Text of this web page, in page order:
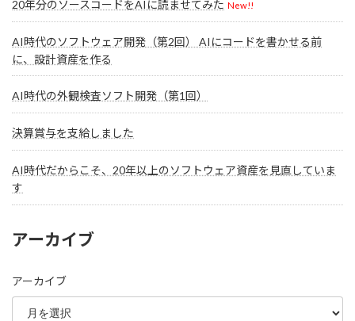
20年分のソースコードをAIに読ませてみた New!!
AI時代のソフトウェア開発（第2回） AIにコードを書かせる前
に、設計資産を作る
AI時代の外観検査ソフト開発（第1回）
決算賞与を支給しました
AI時代だからこそ、20年以上のソフトウェア資産を見直していま
す
アーカイブ
アーカイブ